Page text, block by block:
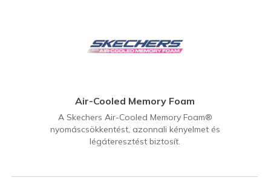
Air-Cooled Memory Foam
A Skechers Air-Cooled Memory Foam®
nyomáscsökkentést, azonnali kényelmet és
légáteresztést biztosít.